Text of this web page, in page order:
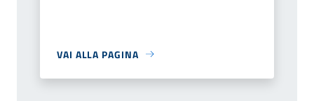
VAI ALLA PAGINA